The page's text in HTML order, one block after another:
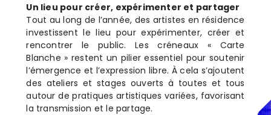
Un lieu pour créer, expérimenter et partager
Tout au long de l’année, des artistes en résidence
investissent le lieu pour expérimenter, créer et
rencontrer le public. Les créneaux « Carte
Blanche » restent un pilier essentiel pour soutenir
l’émergence et l’expression libre. À cela s’ajoutent
des ateliers et stages ouverts à toutes et tous
autour de pratiques artistiques variées, favorisant
la transmission et le partage.